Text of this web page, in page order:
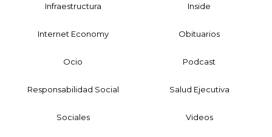
Infraestructura Inside
Internet Economy Obituarios
Ocio Podcast
Responsabilidad Social Salud Ejecutiva
Sociales Videos